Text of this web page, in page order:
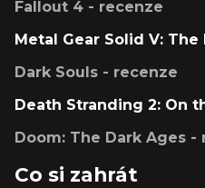
Fallout 4 - recenze
Metal Gear Solid V:
Dark Souls - recenze
Death Stranding 2: On
Doom: The Dark Ages -
Co si zahrát